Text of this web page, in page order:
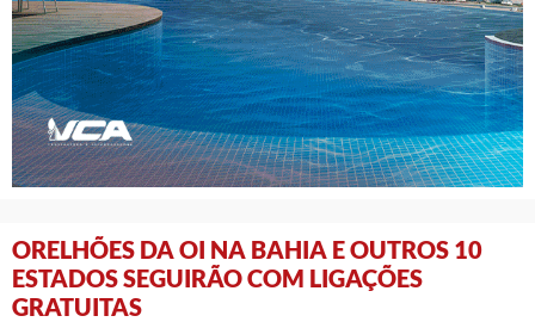
ORELHÕES DA OI NA BAHIA E OUTROS 10
ESTADOS SEGUIRÃO COM LIGAÇÕES
GRATUITAS